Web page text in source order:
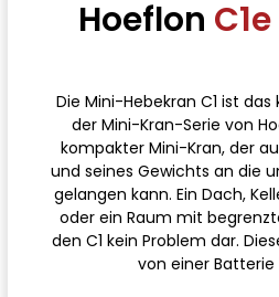
Hoeflon
Die Mini-Hebekran C1 ist
der Mini-Kran-Serie von
kompakter Mini-Kran, der
und seines Gewichts an die
gelangen kann. Ein Dach,
oder ein Raum mit
den C1 kein Problem dar.
von einer